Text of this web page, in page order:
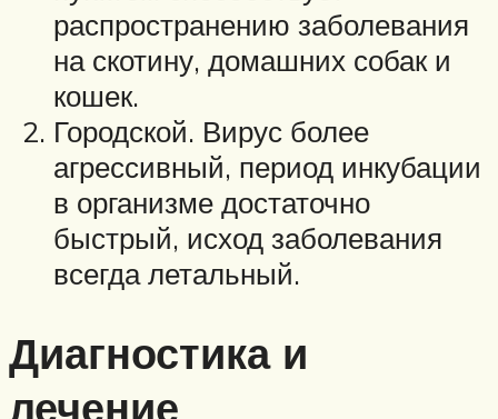
распространению заболевания
на скотину, домашних собак и
кошек.
Городской. Вирус более
агрессивный, период инкубации
в организме достаточно
быстрый, исход заболевания
всегда летальный.
Диагностика и
лечение